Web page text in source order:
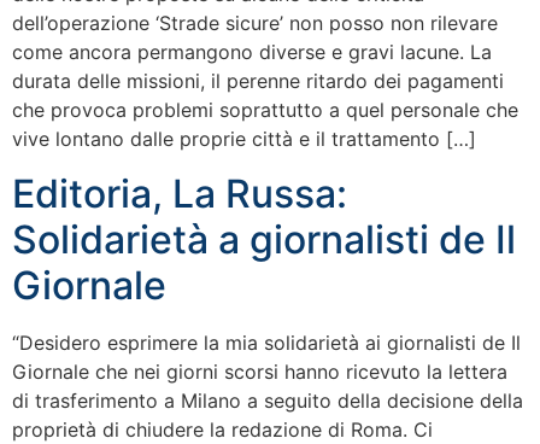
dell’operazione ‘Strade sicure’ non posso non rilevare
come ancora permangono diverse e gravi lacune. La
durata delle missioni, il perenne ritardo dei pagamenti
che provoca problemi soprattutto a quel personale che
vive lontano dalle proprie città e il trattamento […]
Editoria, La Russa:
Solidarietà a giornalisti de Il
Giornale
“Desidero esprimere la mia solidarietà ai giornalisti de Il
Giornale che nei giorni scorsi hanno ricevuto la lettera
di trasferimento a Milano a seguito della decisione della
proprietà di chiudere la redazione di Roma. Ci